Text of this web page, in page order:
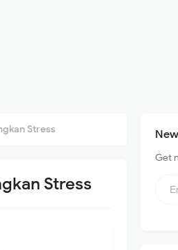
Stress
Stress
Get